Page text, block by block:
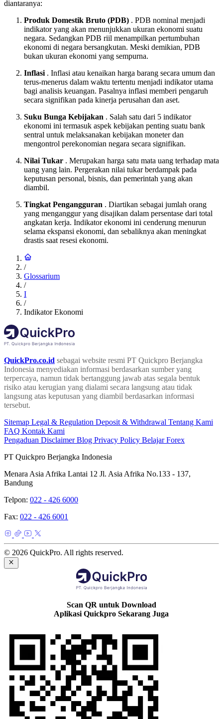
diantaranya:
Produk Domestik Bruto (PDB) . PDB nominal menjadi
indikator yang akan menunjukkan ukuran ekonomi suatu
negara. Sedangkan PDB riil menampilkan pertumbuhan
ekonomi di negara bersangkutan. Meski demikian, PDB
bukan ukuran ekonomi yang sempurna.
Inflasi . Inflasi atau kenaikan harga barang secara umum dan
terus-menerus dalam waktu tertentu menjadi indikator utama
bagi analisis keuangan. Pasalnya inflasi memberi pengaruh
secara signifikan pada kinerja perusahan dan aset.
Suku Bunga Kebijakan . Salah satu dari 5 indikator
ekonomi ini termasuk aspek kebijakan penting suatu bank
sentral untuk melaksanakan kebijakan moneter dan
mengontrol perekonomian negara secara signifikan.
Nilai Tukar . Merupakan harga satu mata uang terhadap mata
uang yang lain. Pergerakan nilai tukar berdampak pada
keputusan personal, bisnis, dan pemerintah yang akan
diambil.
Tingkat Pengangguran . Diartikan sebagai jumlah orang
yang menganggur yang disajikan dalam persentase dari total
angkatan kerja. Indikator ekonomi ini cenderung menurun
selama ekspansi ekonomi, dan sebaliknya akan meningkat
drastis saat resesi ekonomi.
/
Glossarium
/
I
/
Indikator Ekonomi
QuickPro.co.id sebagai website resmi PT Quickpro Berjangka
Indonesia menyediakan informasi berdasarkan sumber yang
terpercaya, namun tidak bertanggung jawab atas segala bentuk
risiko atau kerugian yang dialami secara langsung atau tidak
langsung atas keputusan yang diambil berdasarkan informasi
tersebut.
Sitemap Legal & Regulation Deposit & Withdrawal Tentang Kami
FAQ Kontak Kami
Pengaduan DisclaimerBlog Privacy Policy Belajar Forex
PT Quickpro Berjangka Indonesia
Menara Asia Afrika Lantai 12 Jl. Asia Afrika No.133 - 137,
Bandung
Telpon: 022 - 426 6000
Fax: 022 - 426 6001
© 2026 QuickPro. All rights reserved.
Scan QR untuk Download
Aplikasi Quickpro Sekarang Juga